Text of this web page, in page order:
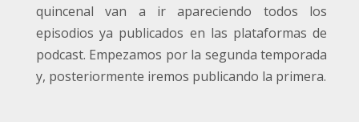
quincenal van a ir apareciendo todos los
episodios ya publicados en las plataformas de
podcast. Empezamos por la segunda temporada
y, posteriormente iremos publicando la primera.